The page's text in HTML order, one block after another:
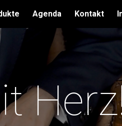
Agenda Kontakt
Herz